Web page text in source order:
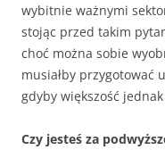
wybitnie ważnymi
stojąc przed takim
choć można sobie
musiałby przygotować
gdyby większość jednak
Czy jesteś za